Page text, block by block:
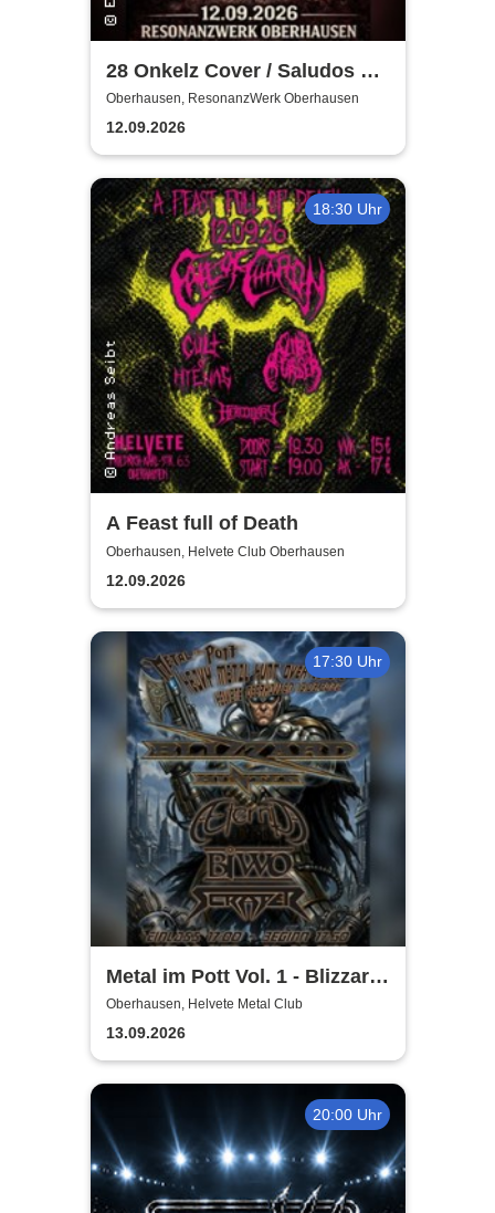
28 Onkelz Cover / Saludos Al
Tioz - Gezinkte Karten
Oberhausen, ResonanzWerk Oberhausen
12.09.2026
18:30 Uhr
A Feast full of Death
Oberhausen, Helvete Club Oberhausen
12.09.2026
17:30 Uhr
Metal im Pott Vol. 1 - Blizzard
Hunter + Biwo + Scraper +
Aternia
Oberhausen, Helvete Metal Club
13.09.2026
20:00 Uhr